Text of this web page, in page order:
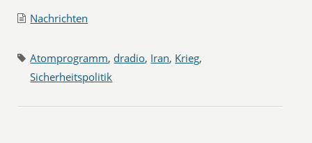
Nachrichten
Atomprogramm, dradio, Iran, Krieg,
Sicherheitspolitik